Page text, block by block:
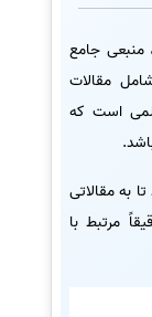
منبعی جامع
مقالات
است که
به مقالاتی
مرتبط با